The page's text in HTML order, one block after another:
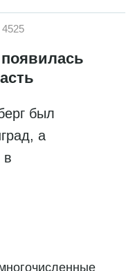
4525
появилась
был
а
в